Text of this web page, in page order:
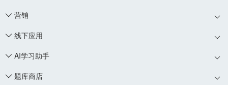
 营销
 线下应用
 AI学习助手
 题库商店